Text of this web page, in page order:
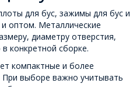
для бус, зажимы для бус и
и оптом. Металлические
диаметру отверстия,
конкретной сборке.
компактные и более
выборе важно учитывать